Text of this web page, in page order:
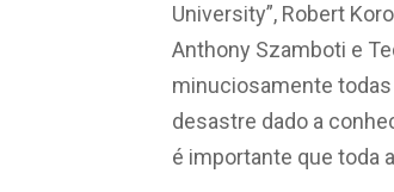
University”, Robert
Anthony Szamboti e
minuciosamente
desastre dado a
é importante que toda